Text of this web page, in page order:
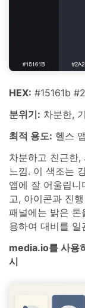
HEX: #15161b
분위기: 차분한,
최적 용도: 헬스
차분하고 친근한
느낌. 이 색조는
앱에 잘 어울립
고, 아이콘과 진
패널에는 밝은
용하여 대비를 일
media.io를 사용
시